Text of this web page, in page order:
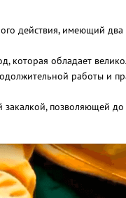
действия, имеющий
которая обладает
работы и
позволяющей